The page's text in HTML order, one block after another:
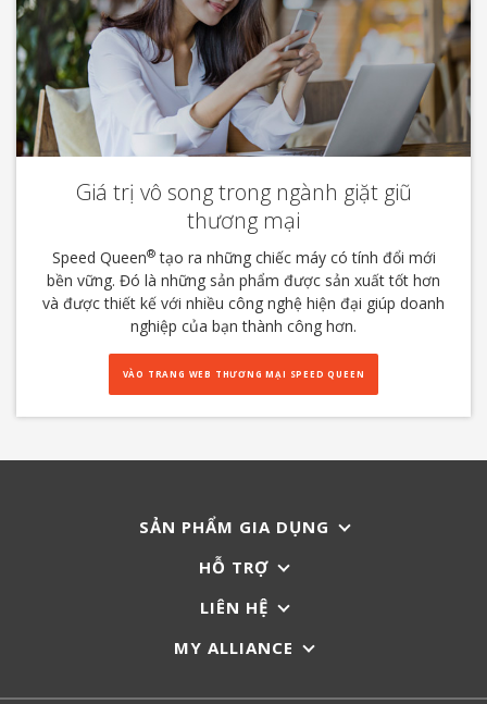
Giá trị vô song trong ngành giặt giũ
thương mại
Speed Queen®tạo ra những chiếc máy có tính đổi mới
bền vững. Đó là những sản phẩm được sản xuất tốt hơn
và được thiết kế với nhiều công nghệ hiện đại giúp doanh
nghiệp của bạn thành công hơn.
VÀO TRANG WEB THƯƠNG MẠI SPEED QUEEN
SẢN PHẨM GIA DỤNG
HỖ TRỢ
LIÊN HỆ
MY ALLIANCE